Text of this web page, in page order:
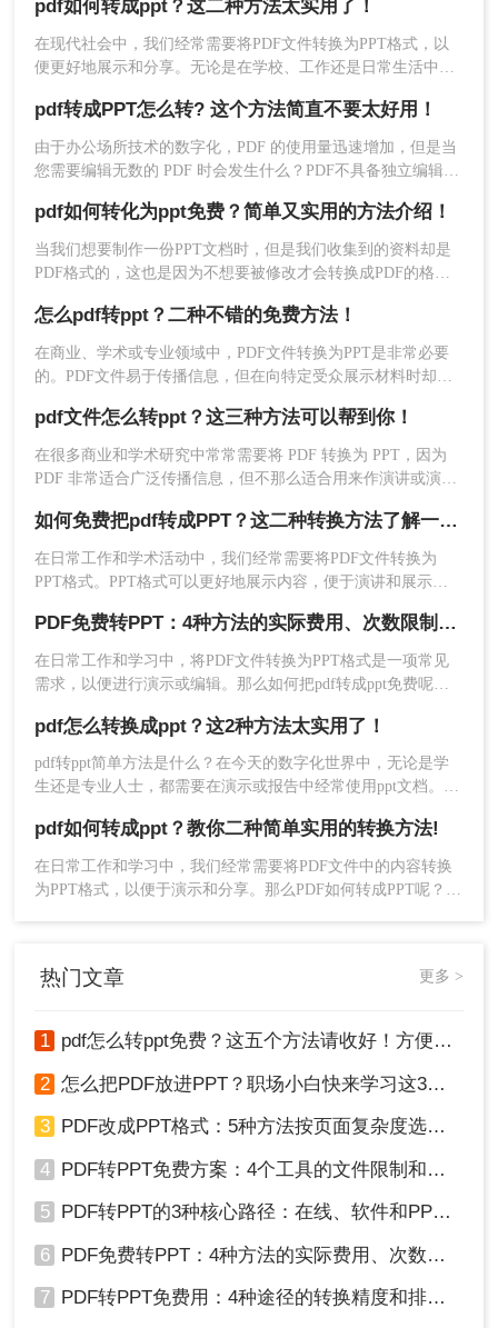
1、可从页面的下载客户端点击下载转转大师。
2、操作方法也很相似，直接上传文件-开始转换-转换
换。
3、上传PDF文件，点击开始转换。
的操作，需要使用PDF数据中的一些内容，但是如果不能直接
复制，就要把PDF转换成PPT。那么，pdf怎么转成ppt呢？接下
来分享三种文件格式转换方案。让我们来看看。
pdf如何转成ppt？这二种方法太实用了！
在现代社会中，我们经常需要将PDF文件转换为PPT格式，以
便更好地展示和分享。无论是在学校、工作还是日常生活中，
呢？本文将为大家介绍几种常用的方法，以及一些实用的工具
推荐。
pdf转成PPT怎么转? 这个方法简直不要太好用！
​由于办公场所技术的数字化，PDF 的使用量迅速增加，但是当
您需要编辑无数的 PDF 时会发生什么？PDF不具备独立编辑的
PDF 转换为幻灯片，以便您轻松编辑。
pdf如何转化为ppt免费？简单又实用的方法介绍！
当我们想要制作一份PPT文档时，但是我们收集到的资料却是
PDF格式的，这也是因为不想要被修改才会转换成PDF的格
化为ppt就是最好的方法了，那么pdf如何转化为ppt免费呢？下
面就让小编来给大家详细的讲讲吧。
怎么pdf转ppt？二种不错的免费方法！
在商业、学术或专业领域中，PDF文件转换为PPT是非常必要
的。PDF文件易于传播信息，但在向特定受众展示材料时却不
求越来越高，下面我就会教你怎么pdf转ppt，以下是pdf转ppt格
式的方法。
pdf文件怎么转ppt？这三种方法可以帮到你！
在很多商业和学术研究中常常需要将 PDF 转换为 PPT，因为
PDF 非常适合广泛传播信息，但不那么适合用来作演讲或演
的方法。
如何免费把pdf转成PPT？这二种转换方法了解一下！
在日常工作和学术活动中，我们经常需要将PDF文件转换为
PPT格式。PPT格式可以更好地展示内容，便于演讲和展示。
文将介绍如何免费把pdf转成PPT，并提供一些相关的技巧和注
意事项。
PDF免费转PPT：4种方法的实际费用、次数限制和效果！
在日常工作和学习中，将PDF文件转换为PPT格式是一项常见
需求，以便进行演示或编辑。那么如何把pdf转成ppt免费呢？
pdf怎么转换成ppt？这2种方法太实用了！
pdf转ppt简单方法是什么？在今天的数字化世界中，无论是学
生还是专业人士，都需要在演示或报告中经常使用ppt文档。然
我们需要将其转换为ppt格式。这是因为ppt文档具有动画、音
频和视频等吸引人的功能，使演示更加生动。那么，pdf怎么转
换成ppt呢？以下是二种快速简便的方法。
pdf如何转成ppt？教你二种简单实用的转换方法!
在日常工作和学习中，我们经常需要将PDF文件中的内容转换
为PPT格式，以便于演示和分享。那么PDF如何转成PPT呢？以
热门文章 更多 >
1 pdf怎么转ppt免费？这五个方法请收好！方便又好用！
2 怎么把PDF放进PPT？职场小白快来学习这3种方法！
3 PDF改成PPT格式：5种方法按页面复杂度选择！
4 PDF转PPT免费方案：4个工具的文件限制和输出质量对比！
5 PDF转PPT的3种核心路径：在线、软件和PPT自带的适用范围！
6 PDF免费转PPT：4种方法的实际费用、次数限制和效果！
7 PDF转PPT免费用：4种途径的转换精度和排版保留能力对比！